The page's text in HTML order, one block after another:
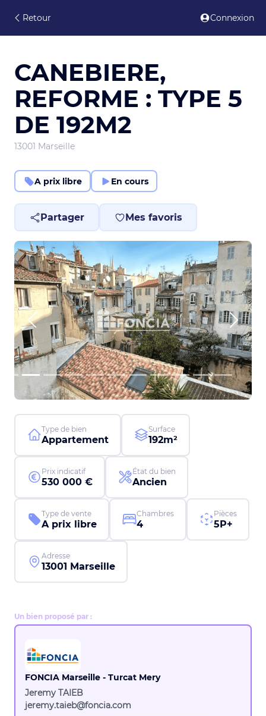
Retour Connexion
CANEBIERE,
REFORME : TYPE 5
DE 192M2
13001 Marseille
A prix libre En cours
Partager Mes favoris
Previous Next
Type de bien
Appartement
Surface
192m²
Prix indicatif
530 000 €
État du bien
Ancien
Type de vente
A prix libre
Chambres
4
Pièces
5P+
Adresse
13001 Marseille
Un bien proposé par :
FONCIA Marseille - Turcat Mery
Jeremy TAIEB
jeremy.taieb@foncia.com